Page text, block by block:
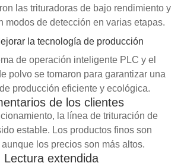
las trituradoras de bajo rendimiento y
modos de detección en varias etapas.
la tecnología de producción
de operación inteligente PLC y el
polvo se tomaron para garantizar una
producción eficiente y ecológica.
de los clientes
la línea de trituración de
estable. Los productos finos son
los precios son más altos.
Lectura extendida